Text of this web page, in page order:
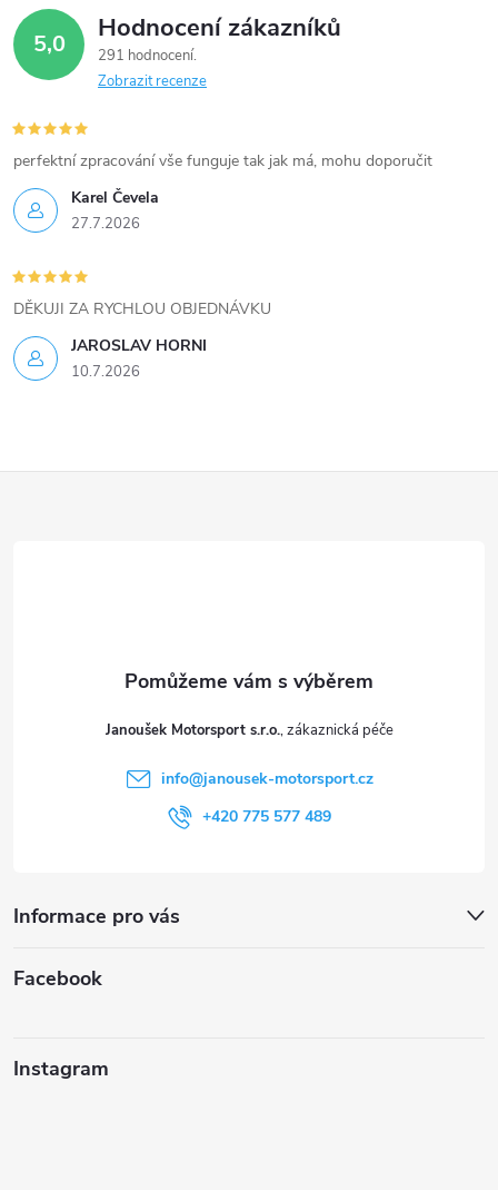
v
k
v
ý
p
i
s
u
5,0 Hodnocení zákazníků
291 hodnocení
Zobrazit recenze
Karel Čevela
27.7.2026
perfektní zpracování vše funguje tak jak má, mohu doporučit
JAROSLAV HORNI
10.7.2026
DĚKUJI ZA RYCHLOU OBJEDNÁVKU
Janoušek Motorsport s.r.o.
info@janousek-motorsport.cz
+420 775 577 489
Informace pro vás
Facebook
Instagram